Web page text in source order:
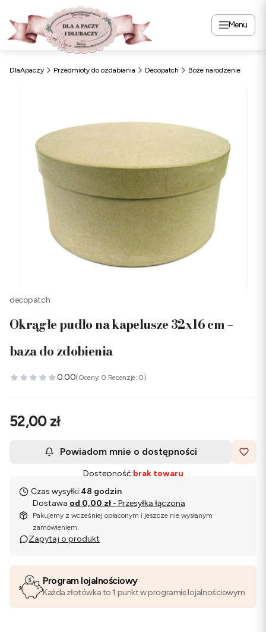
Menu
DlaApaczy Przedmioty do ozdabiania Decopatch Boże narodzenie
decopatch
Okrągłe pudło na kapelusze 32x16 cm –
baza do zdobienia
0.00(Oceny: 0 Recenzje: 0)
Cena
52,00 zł
Powiadom mnie o dostępności
Dostępność:brak towaru
Czas wysyłki:48 godzin
Dostawa od 0,00 zł - Przesyłka łączona
Pakujemy z wcześniej opłaconym i jeszcze nie wysłanym
zamówieniem.
Zapytaj o produkt
Program lojalnościowy
Każda złotówka to 1 punkt w programie lojalnościowym